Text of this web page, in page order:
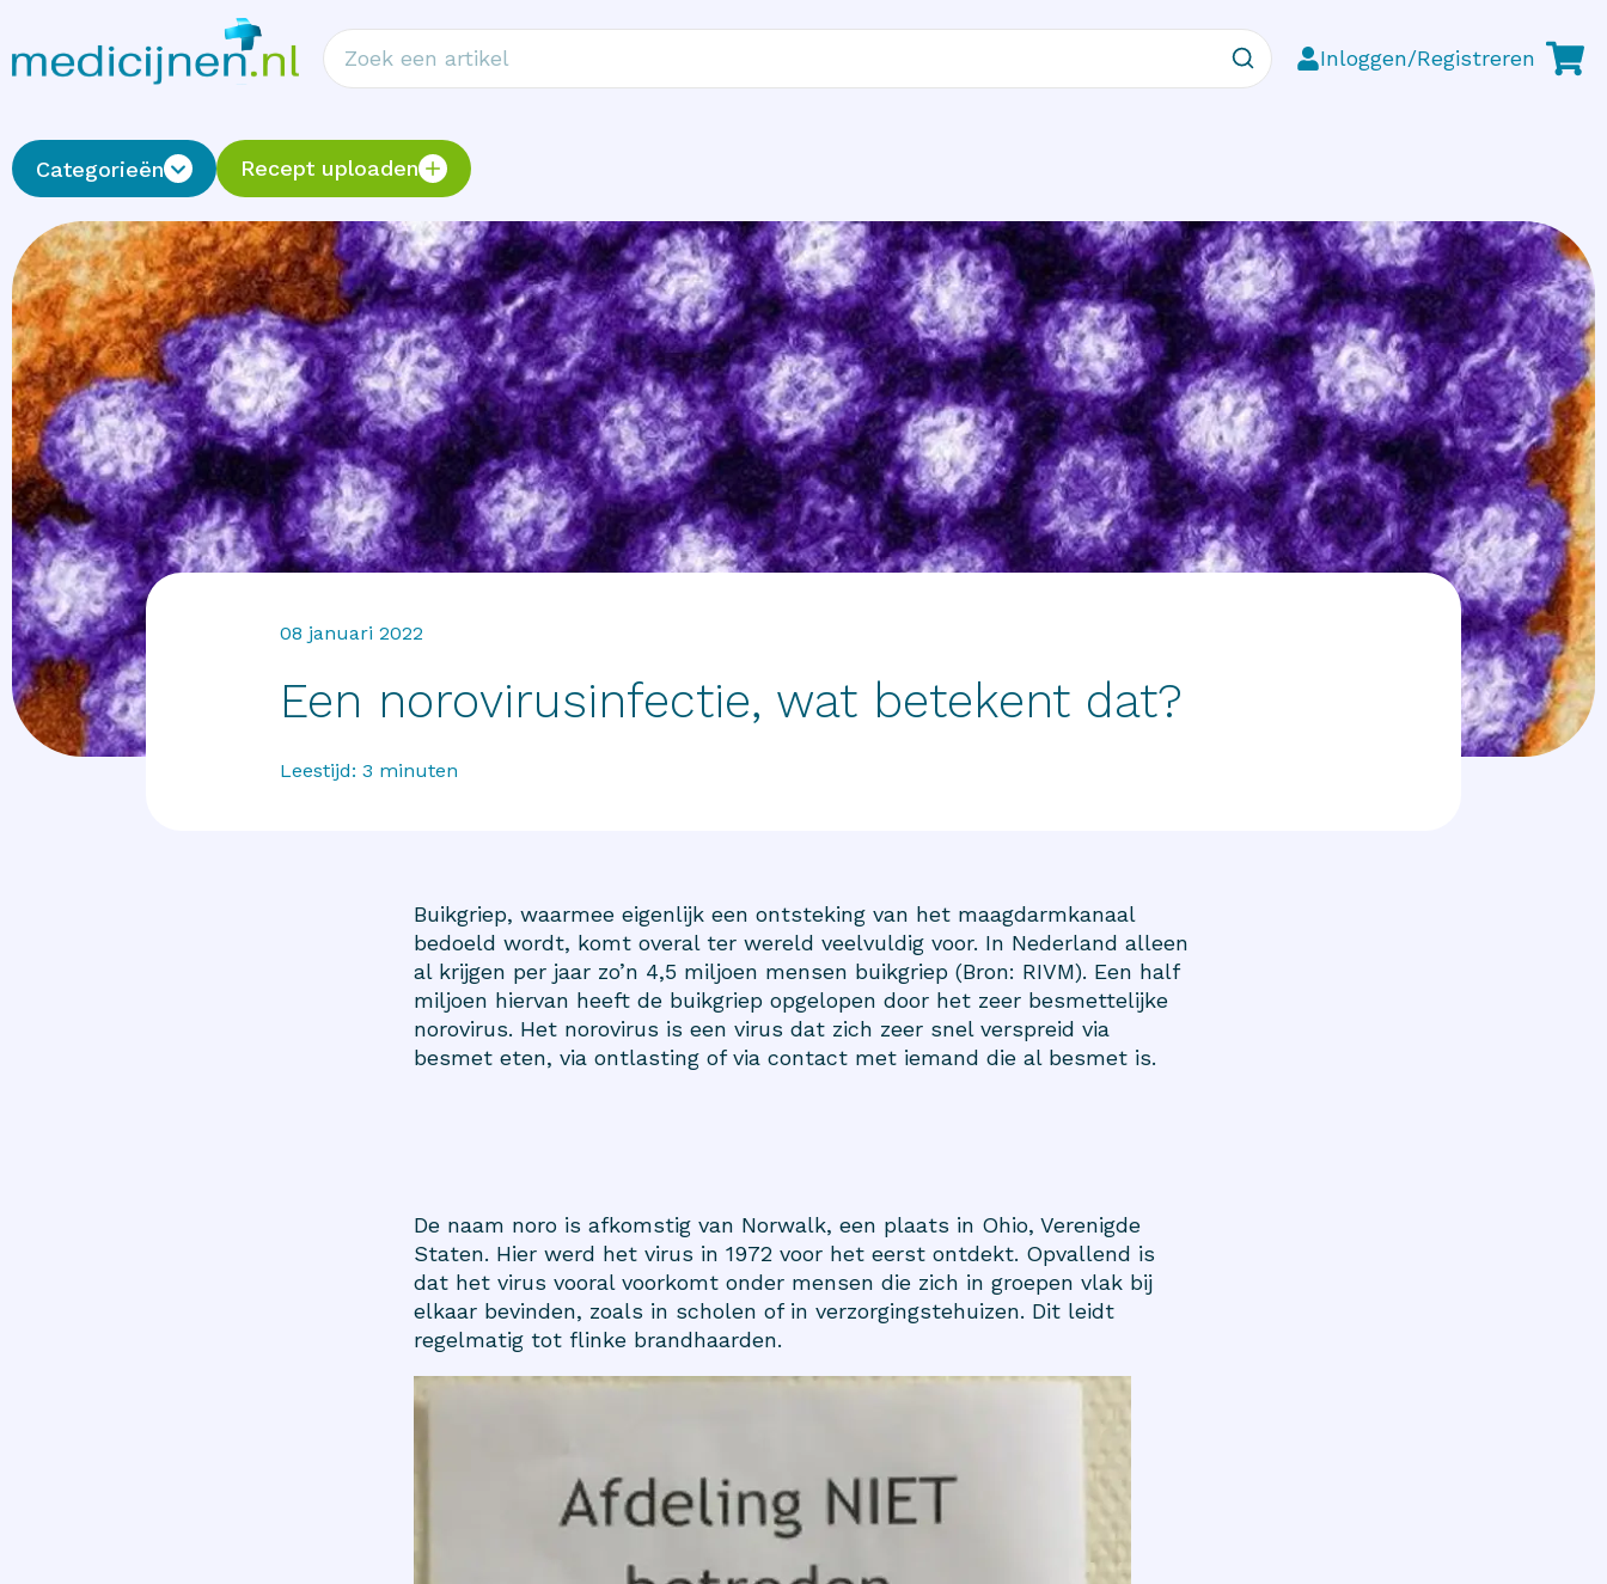
Inloggen/Registreren
Categorieën Recept uploaden
08 januari 2022
Een norovirusinfectie, wat betekent dat?
Leestijd: 3 minuten
Buikgriep, waarmee eigenlijk een ontsteking van het maagdarmkanaal
bedoeld wordt, komt overal ter wereld veelvuldig voor. In Nederland alleen
al krijgen per jaar zo’n 4,5 miljoen mensen buikgriep (Bron: RIVM). Een half
miljoen hiervan heeft de buikgriep opgelopen door het zeer besmettelijke
norovirus. Het norovirus is een virus dat zich zeer snel verspreid via
besmet eten, via ontlasting of via contact met iemand die al besmet is.
De naam noro is afkomstig van Norwalk, een plaats in Ohio, Verenigde
Staten. Hier werd het virus in 1972 voor het eerst ontdekt. Opvallend is
dat het virus vooral voorkomt onder mensen die zich in groepen vlak bij
elkaar bevinden, zoals in scholen of in verzorgingstehuizen. Dit leidt
regelmatig tot flinke brandhaarden.